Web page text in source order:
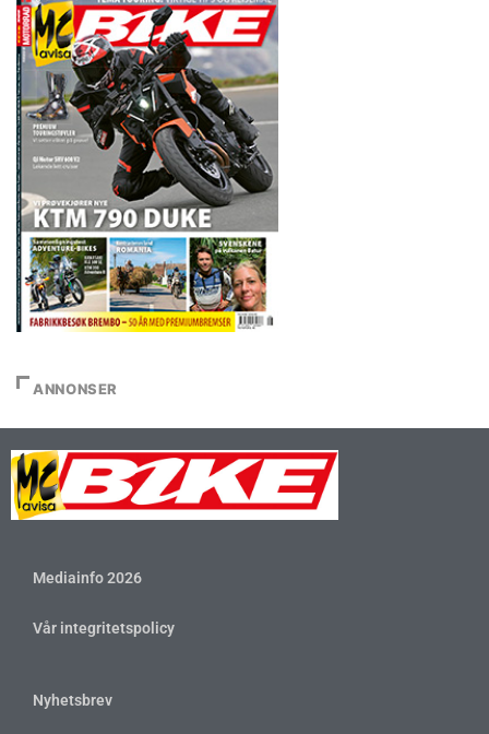
ANNONSER
Mediainfo 2026
Vår integritetspolicy
Nyhetsbrev